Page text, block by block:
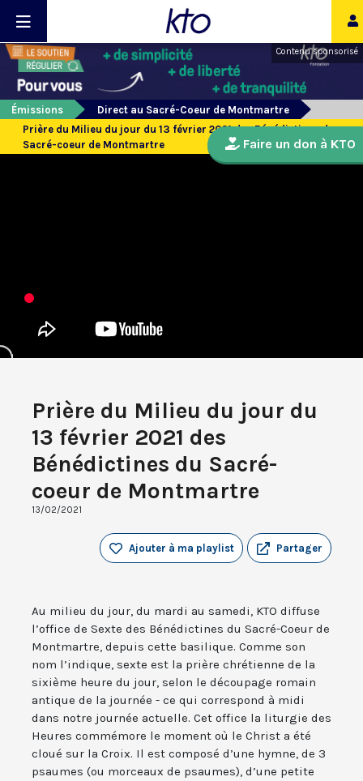
Contenu sponsorisé
Émissions
Direct au Sacré-Coeur de Montmartre
Prière du Milieu du jour du 13 février 2021 des Bénédictines du
Sacré-coeur de Montmartre
Prière du Milieu du jour du
13 février 2021 des
Bénédictines du Sacré-
coeur de Montmartre
13/02/2021
Partager
Ajouter à ma playlist
Au milieu du jour, du mardi au samedi, KTO diffuse
l’office de Sexte des Bénédictines du Sacré-Coeur de
Montmartre, depuis cette basilique. Comme son
nom l’indique, sexte est la prière chrétienne de la
sixième heure du jour, selon le découpage romain
antique de la journée - ce qui correspond à midi
dans notre journée actuelle. Cet office la liturgie des
Heures commémore le moment où le Christ a été
cloué sur la Croix. Il est composé d’une hymne, de 3
psaumes (ou morceaux de psaumes), d’une petite
Faire un don à KTO